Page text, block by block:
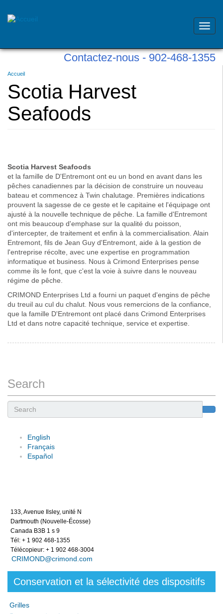
Skip
content
Contactez-nous - 902-468-1355
Vous
êtes
ici
Accueil
Scotia Harvest
Seafoods
Scotia Harvest Seafoods
et la famille de D'Entremont ont eu un bond en avant dans les
pêches canadiennes par la décision de construire un nouveau
bateau et commencez à Twin chalutage. Premières indications
prouvent la sagesse de ce geste et le capitaine et l'équipage ont
ajusté à la nouvelle technique de pêche. La famille d'Entremont
ont mis beaucoup d'emphase sur la qualité du poisson,
d'intercepter, de traitement et enfin à la commercialisation. Alain
Entremont, fils de Jean Guy d'Entremont, aide à la gestion de
l'entreprise récolte, avec une expertise en programmation
informatique et business. Nous à Crimond Enterprises pense
comme ils le font, que c'est la voie à suivre dans le nouveau
régime de pêche.
CRIMOND Enterprises Ltd a fourni un paquet d'engins de pêche
du treuil au cul du chalut. Nous vous remercions de la confiance,
que la famille D'Entremont ont placé dans Crimond Enterprises
Ltd et dans notre capacité technique, service et expertise.
Search
English
Français
Español
133, Avenue Ilsley, unité N
Dartmouth (Nouvelle-Écosse)
Canada B3B 1 s 9
Tél: + 1 902 468-1355
Télécopieur: + 1 902 468-3004
CRIMOND@crimond.com
Conservation et la sélectivité des dispositifs
Grilles